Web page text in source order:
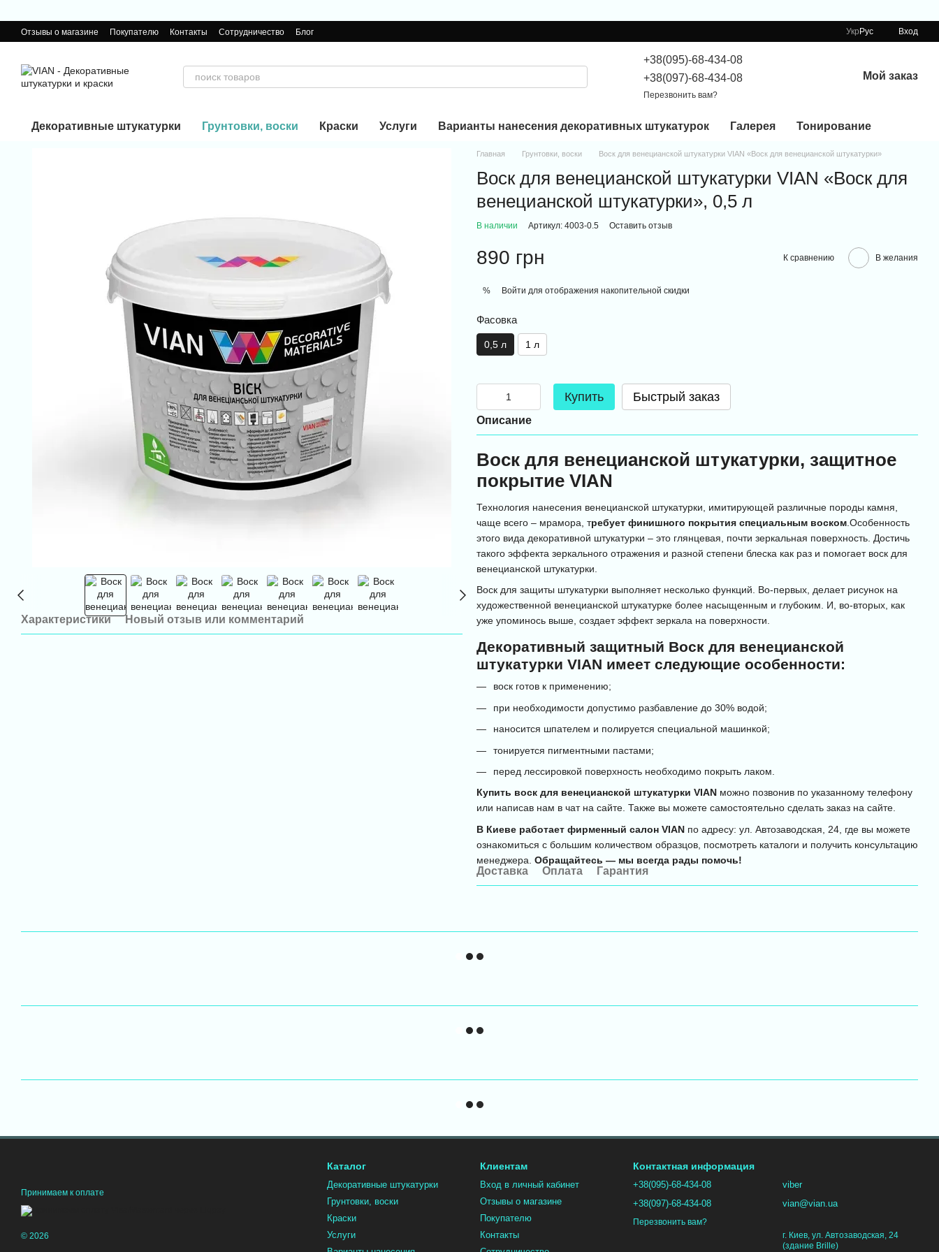
Отзывы о магазине Покупателю Контакты Сотрудничество Блог Укр Рус Вход
+38(095)-68-434-08
+38(097)-68-434-08
Перезвонить вам?
Мой заказ
Декоративные штукатурки Грунтовки, воски Краски Услуги Варианты нанесения декоративных штукатурок Галерея Тонирование
Характеристики Новый отзыв или комментарий
Главная Грунтовки, воски Воск для венецианской штукатурки VIAN «Воск для венецианской штукатурки»
Воск для венецианской штукатурки VIAN «Воск для
венецианской штукатурки», 0,5 л
В наличии Артикул: 4003-0.5 Оставить отзыв
890 грн К сравнению В желания
% Войти для отображения накопительной скидки
Фасовка
0,5 л 1 л
Купить Быстрый заказ
Описание
Воск для венецианской штукатурки, защитное
покрытие VIAN
Технология нанесения венецианской штукатурки, имитирующей различные породы камня,
чаще всего – мрамора, требует финишного покрытия специальным воском .Особенность
этого вида декоративной штукатурки – это глянцевая, почти зеркальная поверхность. Достичь
такого эффекта зеркального отражения и разной степени блеска как раз и помогает воск для
венецианской штукатурки.
Воск для защиты штукатурки выполняет несколько функций. Во-первых, делает рисунок на
художественной венецианской штукатурке более насыщенным и глубоким. И, во-вторых, как
уже упоминось выше, создает эффект зеркала на поверхности.
Декоративный защитный Воск для венецианской
штукатурки VIAN имеет следующие особенности:
воск готов к применению;
при необходимости допустимо разбавление до 30% водой;
наносится шпателем и полируется специальной машинкой;
тонируется пигментными пастами;
перед лессировкой поверхность необходимо покрыть лаком.
Купить воск для венецианской штукатурки VIAN можно позвонив по указанному телефону
или написав нам в чат на сайте. Также вы можете самостоятельно сделать заказ на сайте.
В Киеве работает фирменный салон VIAN по адресу: ул. Автозаводская, 24, где вы можете
ознакомиться с большим количеством образцов, посмотреть каталоги и получить консультацию
менеджера. Обращайтесь — мы всегда рады помочь!
Доставка Оплата Гарантия
Принимаем к оплате
© 2026
Каталог
Декоративные штукатурки
Грунтовки, воски
Краски
Услуги
Клиентам
Вход в личный кабинет
Отзывы о магазине
Покупателю
Контакты
Контактная информация
+38(095)-68-434-08
+38(097)-68-434-08
Перезвонить вам?
viber
vian@vian.ua
г. Киев, ул. Автозаводская, 24
(здание Brille)